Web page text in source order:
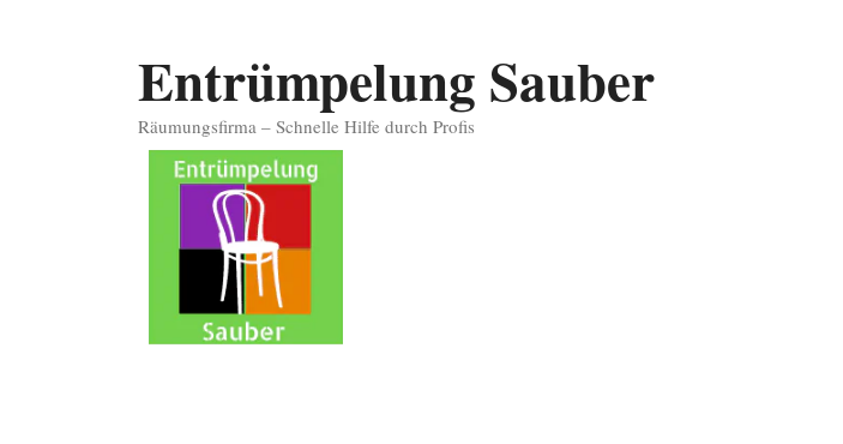
Entrümpelung Sauber
Räumungsfirma – Schnelle Hilfe durch Profis